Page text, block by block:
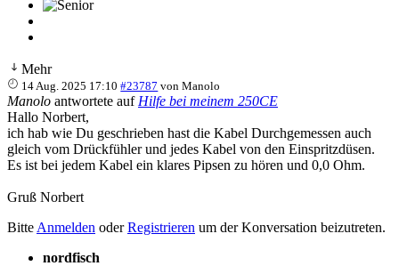
Mehr
14 Aug. 2025 17:10 #23787 vonManolo
Manolo antwortete auf Hilfe bei meinem 250CE
Hallo Norbert,
ich hab wie Du geschrieben hast die Kabel Durchgemessen auch
gleich vom Drückfühler und jedes Kabel von den Einspritzdüsen.
Es ist bei jedem Kabel ein klares Pipsen zu hören und 0,0 Ohm.
Gruß Norbert
Bitte Anmelden oderRegistrieren um der Konversation beizutreten.
nordfisch